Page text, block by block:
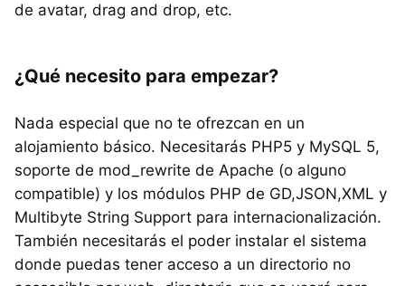
de avatar, drag and drop, etc.
¿Qué necesito para empezar?
Nada especial que no te ofrezcan en un
alojamiento básico. Necesitarás PHP5 y MySQL 5,
soporte de mod_rewrite de Apache (o alguno
compatible) y los módulos PHP de GD,JSON,XML y
Multibyte String Support para internacionalización.
También necesitarás el poder instalar el sistema
donde puedas tener acceso a un directorio no